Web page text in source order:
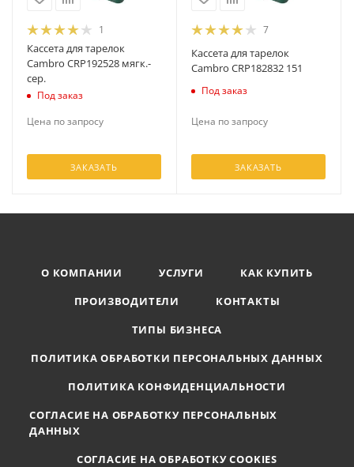
1
Кассета для тарелок
Cambro CRP192528 мягк.-
сер.
Под заказ
Цена по запросу
ЗАКАЗАТЬ
7
Кассета для тарелок
Cambro CRP182832 151
Под заказ
Цена по запросу
ЗАКАЗАТЬ
О КОМПАНИИ УСЛУГИ
КАК КУПИТЬ
ПРОИЗВОДИТЕЛИ
КОНТАКТЫ
ТИПЫ БИЗНЕСА
ПОЛИТИКА ОБРАБОТКИ ПЕРСОНАЛЬНЫХ ДАННЫХ
ПОЛИТИКА КОНФИДЕНЦИАЛЬНОСТИ
СОГЛАСИЕ НА ОБРАБОТКУ ПЕРСОНАЛЬНЫХ
ДАННЫХ
СОГЛАСИЕ НА ОБРАБОТКУ COOKIES